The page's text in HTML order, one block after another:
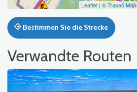
Leaflet | © Traseo Map
Bestimmen Sie die Strecke
Verwandte Routen